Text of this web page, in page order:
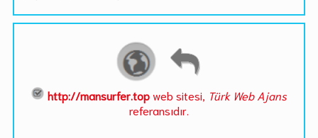
http://mansurfer.topweb sitesi, Türk Web Ajans
referansıdır.